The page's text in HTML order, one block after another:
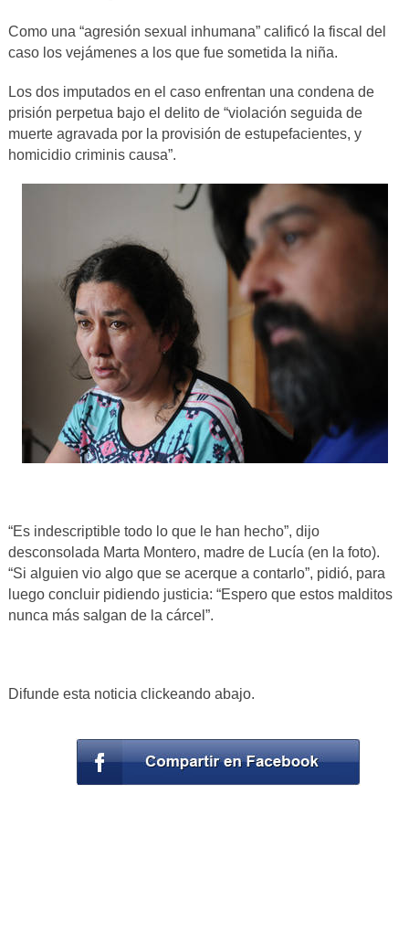
Como una “agresión sexual inhumana” calificó la fiscal del
caso los vejámenes a los que fue sometida la niña.
Los dos imputados en el caso enfrentan una condena de
prisión perpetua bajo el delito de “violación seguida de
muerte agravada por la provisión de estupefacientes, y
homicidio criminis causa”.
“Es indescriptible todo lo que le han hecho”, dijo
desconsolada Marta Montero, madre de Lucía (en la foto).
“Si alguien vio algo que se acerque a contarlo”, pidió, para
luego concluir pidiendo justicia: “Espero que estos malditos
nunca más salgan de la cárcel”.
Difunde esta noticia clickeando abajo.